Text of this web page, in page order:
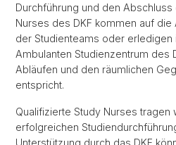
Durchführung und den Abschluss
Nurses des DKF kommen auf
der Studienteams oder erledigen
Ambulanten Studienzentrum des
Abläufen und den räumlichen
entspricht.
Qualifizierte Study Nurses tragen
erfolgreichen
Unterstützung durch das DKF